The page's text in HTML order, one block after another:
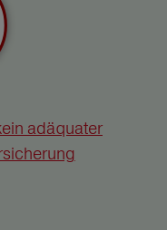
adäquater